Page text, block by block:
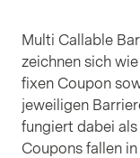
Multi Callable
zeichnen sich
fixen Coupon
jeweiligen
fungiert dabei
Coupons fallen